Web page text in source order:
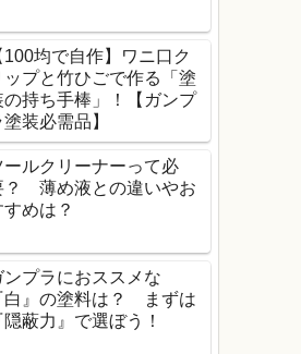
100均で自作】ワニ口ク
ップと竹ひごで作る「塗
の持ち手棒」！【ガンプ
塗装必需品】
ールクリーナーって必
？ 薄め液との違いやお
すめは？
ンプラにおススメな
白』の塗料は？ まずは
隠蔽力』で選ぼう！